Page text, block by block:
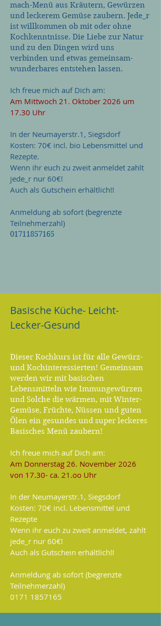
mach-Menü aus Kräutern, Gewürzen
und leckerem Gemüse zaubern. Jede_r
ist willkommen ob mit oder ohne
Kochkenntnisse. Die Liebe zur Natur
und zu den Dingen wird uns
verbinden und etwas gemeinsam-
wunderbares entstehen lassen.
Ich freue mich auf Dich am:
Am Mittwoch 21. Oktober 2026 um
17.30 Uhr
In der Neumayerstr.1, Siegsdorf
Kosten: 70€ incl. bio Lebensmittel und
Rezepte.
Wenn ihr euch zu zweit anmeldet zahlt
jede_r nur 60€!
Auch als Gutschein erhältlich!!
Anmeldung ab sofort (begrenzte
Teilnehmerzahl)
01711857165
Basische Küche- Leicht-
Lecker-Gesund
Dieser Kochkurs ist für alle Gewürz-
und Kochinteressierten! Gemeinsam
werden wir mit basischen
Lebensmitteln wie Immungewürzen
und Solche die wärmen, mit Winter-
Gemüse, Früchte, Nüssen und guten
Ölen ein gesundes und super leckeres
Basisches Menü zaubern!
Ich freue mich auf Dich am:
Am Donnerstag 26. November 2026
von 17.30- ca. 21.oo Uhr
In der Neumayerstr.1, Siegsdorf
Kosten: 70€ incl. Lebensmittel und
Rezepte
Wenn ihr euch zu zweit anmeldet, zahlt
jede_r nur 60€!
Auch als Gutschein erhältlich!!
Anmeldung ab sofort (begrenzte
Teilnehmerzahl)
0171 1857165